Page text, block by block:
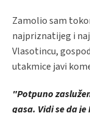
Zamolio sam
najpriznatijeg i
Vlasotincu,
utakmice javi
"Potpuno
gasa. Vidi se da